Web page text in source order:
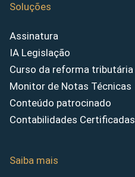
Soluções
Assinatura
IA Legislação
Curso da reforma tributária
Monitor de Notas Técnicas
Conteúdo patrocinado
Contabilidades Certificadas
Saiba mais